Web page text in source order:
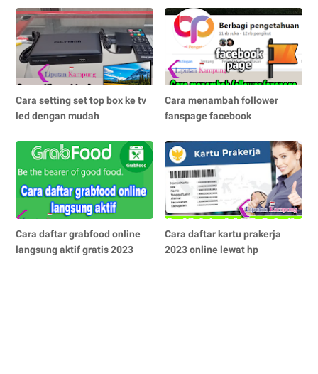
Cara setting set top box ke tv
led dengan mudah
Cara menambah follower
fanspage facebook
Cara daftar grabfood online
langsung aktif gratis 2023
Cara daftar kartu prakerja
2023 online lewat hp